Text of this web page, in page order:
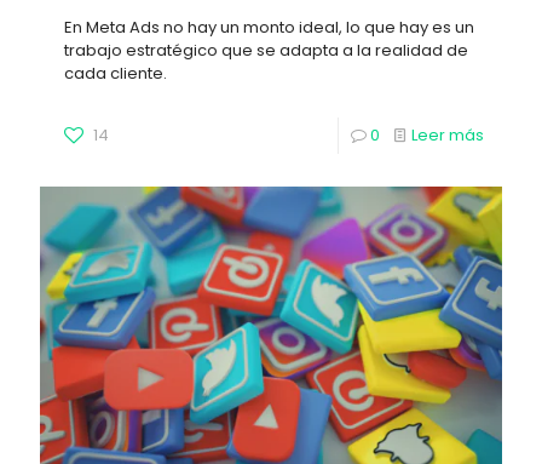
En Meta Ads no hay un monto ideal, lo que hay es un
trabajo estratégico que se adapta a la realidad de
cada cliente.
14 0 Leer más